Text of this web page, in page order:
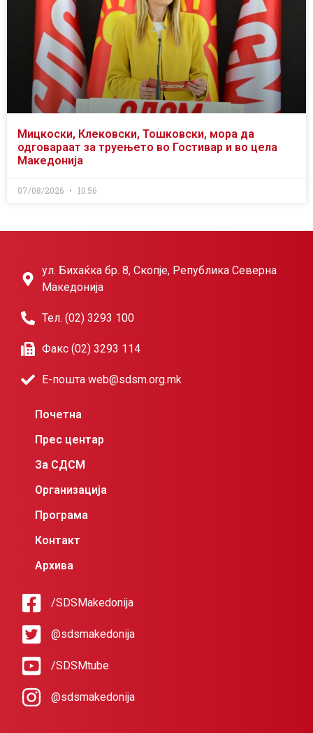
Мицкоски, Клековски, Тошковски, мора да
одговараат за труењето во Гостивар и во цела
Македонија
07/08/2026 10:56
ул. Бихаќка бр. 8, Скопје, Република Северна
Македонија
Тел. (02) 3293 100
Факс (02) 3293 114
Е-пошта web@sdsm.org.mk
Почетна
Прес центар
За СДСМ
Организација
Програма
Контакт
Архива
/SDSMakedonija
@sdsmakedonija
/SDSMtube
@sdsmakedonija